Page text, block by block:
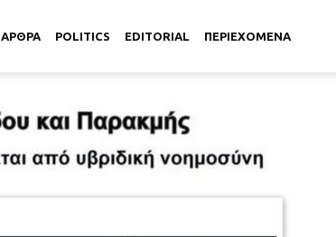
ΑΡΘΡΑ POLITICS EDITORIAL ΠΕΡΙΕΧΟΜΕΝΑ